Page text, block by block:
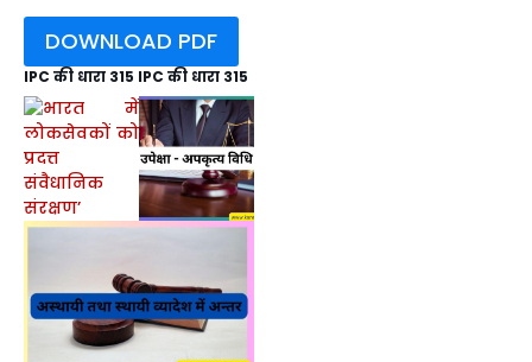
DOWNLOAD PDF
IPC की धारा 315 IPC की धारा 315